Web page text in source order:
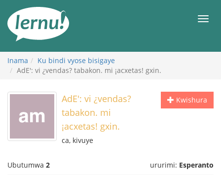
rupapuro
rw'ibirimwo
Inama
Ku bindi vyose bisigaye
AdE': vi ¿vendas? tabakon. mi ¡acxetas! gxin.
Kwishura
AdE': vi ¿vendas?
tabakon. mi
¡acxetas! gxin.
ca, kivuye
Ubutumwa 2 ururimi: Esperanto